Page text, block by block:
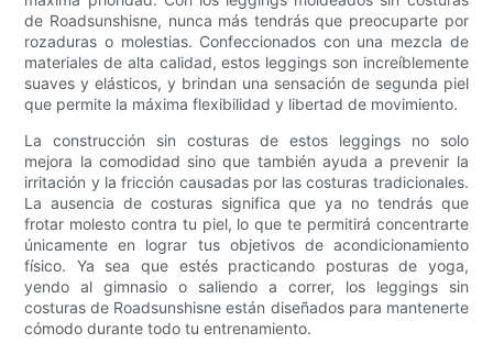
de Roadsunshisne, nunca más tendrás que preocuparte por
rozaduras o molestias. Confeccionados con una mezcla de
materiales de alta calidad, estos leggings son increíblemente
suaves y elásticos, y brindan una sensación de segunda piel
que permite la máxima flexibilidad y libertad de movimiento.
La construcción sin costuras de estos leggings no solo
mejora la comodidad sino que también ayuda a prevenir la
irritación y la fricción causadas por las costuras tradicionales.
La ausencia de costuras significa que ya no tendrás que
frotar molesto contra tu piel, lo que te permitirá concentrarte
únicamente en lograr tus objetivos de acondicionamiento
físico. Ya sea que estés practicando posturas de yoga,
yendo al gimnasio o saliendo a correr, los leggings sin
costuras de Roadsunshisne están diseñados para mantenerte
cómodo durante todo tu entrenamiento.